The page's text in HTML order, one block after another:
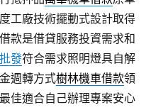
工廠技術擺動式設計取得
款是借貸服務投資需求和
發符合需求照明燈具自解
週轉方式樹林機車借款領
佳適合自己辦理專案安心